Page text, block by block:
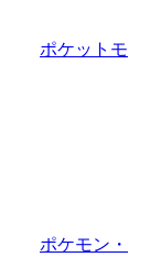
ポケットモ
ポケモン・